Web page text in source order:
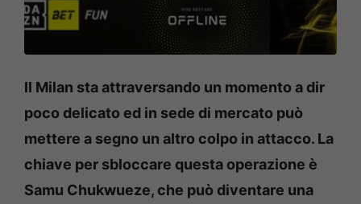
Il Milan sta attraversando un momento a dir
poco delicato ed in sede di mercato può
mettere a segno un altro colpo in attacco. La
chiave per sbloccare questa operazione è
Samu Chukwueze, che può diventare una